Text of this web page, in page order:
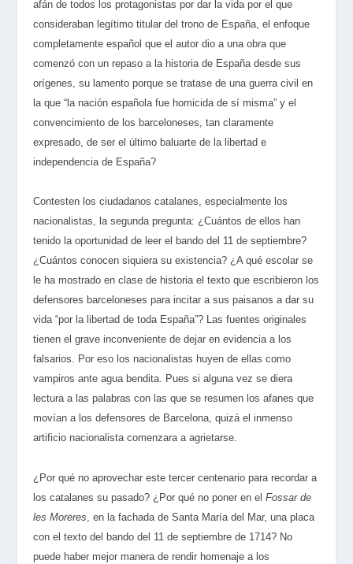
afán de todos los protagonistas por dar la vida por el que
consideraban legítimo titular del trono de España, el enfoque
completamente español que el autor dio a una obra que
comenzó con un repaso a la historia de España desde sus
orígenes, su lamento porque se tratase de una guerra civil en
la que “la nación española fue homicida de sí misma” y el
convencimiento de los barceloneses, tan claramente
expresado, de ser el último baluarte de la libertad e
independencia de España?
Contesten los ciudadanos catalanes, especialmente los
nacionalistas, la segunda pregunta: ¿Cuántos de ellos han
tenido la oportunidad de leer el bando del 11 de septiembre?
¿Cuántos conocen siquiera su existencia? ¿A qué escolar se
le ha mostrado en clase de historia el texto que escribieron los
defensores barceloneses para incitar a sus paisanos a dar su
vida “por la libertad de toda España”? Las fuentes originales
tienen el grave inconveniente de dejar en evidencia a los
falsarios. Por eso los nacionalistas huyen de ellas como
vampiros ante agua bendita. Pues si alguna vez se diera
lectura a las palabras con las que se resumen los afanes que
movían a los defensores de Barcelona, quizá el inmenso
artificio nacionalista comenzara a agrietarse.
¿Por qué no aprovechar este tercer centenario para recordar a
los catalanes su pasado? ¿Por qué no poner en elFossar de
les Moreres , en la fachada de Santa María del Mar, una placa
con el texto del bando del 11 de septiembre de 1714? No
puede haber mejor manera de rendir homenaje a los